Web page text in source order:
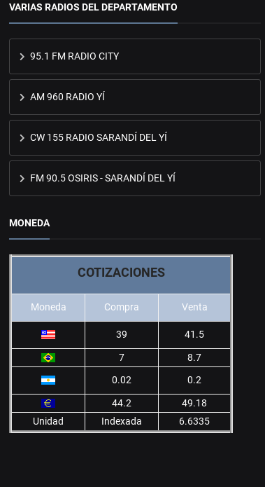
VARIAS RADIOS DEL DEPARTAMENTO
95.1 FM RADIO CITY
AM 960 RADIO YÍ
CW 155 RADIO SARANDÍ DEL YÍ
FM 90.5 OSIRIS - SARANDÍ DEL YÍ
MONEDA
COTIZACIONES
Moneda Compra Venta
39 41.5
7
8.7
0.02
0.2
44.2
49.18
Unidad
Indexada 6.6335